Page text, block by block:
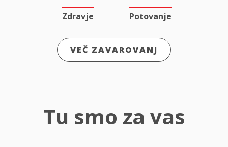
Zdravje Potovanje
VEČ ZAVAROVANJ
Tu smo za vas